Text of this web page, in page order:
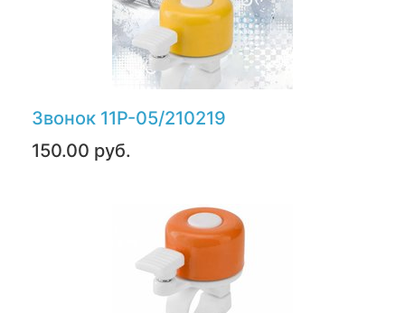
Звонок 11Р-05/210219
150.00 руб.